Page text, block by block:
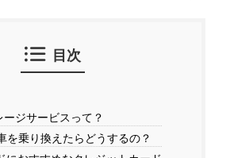
目次
ージサービスって？
を乗り換えたらどうするの？